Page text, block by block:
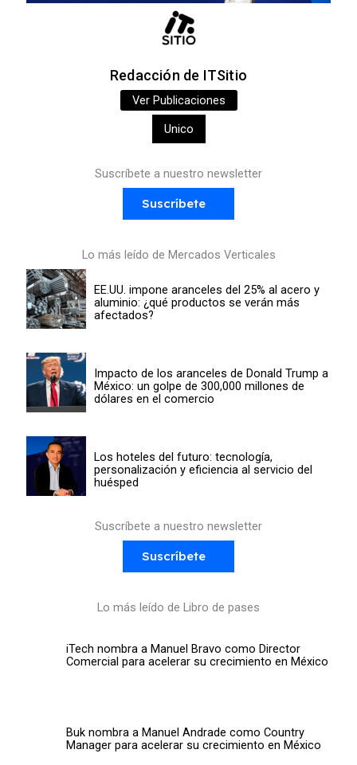
Redacción de ITSitio
Ver Publicaciones
Unico
Suscríbete a nuestro newsletter
Suscríbete
Lo más leído de Mercados Verticales
EE.UU. impone aranceles del 25% al acero y
aluminio: ¿qué productos se verán más
afectados?
Impacto de los aranceles de Donald Trump a
México: un golpe de 300,000 millones de
dólares en el comercio
Los hoteles del futuro: tecnología,
personalización y eficiencia al servicio del
huésped
Suscríbete a nuestro newsletter
Suscríbete
Lo más leído de Libro de pases
iTech nombra a Manuel Bravo como Director
Comercial para acelerar su crecimiento en México
Buk nombra a Manuel Andrade como Country
Manager para acelerar su crecimiento en México